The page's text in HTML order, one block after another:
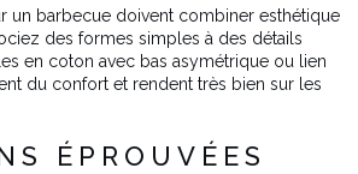
un barbecue doivent combiner esthétique
des formes simples à des détails
en coton avec bas asymétrique ou lien
du confort et rendent très bien sur les
ÉPROUVÉES